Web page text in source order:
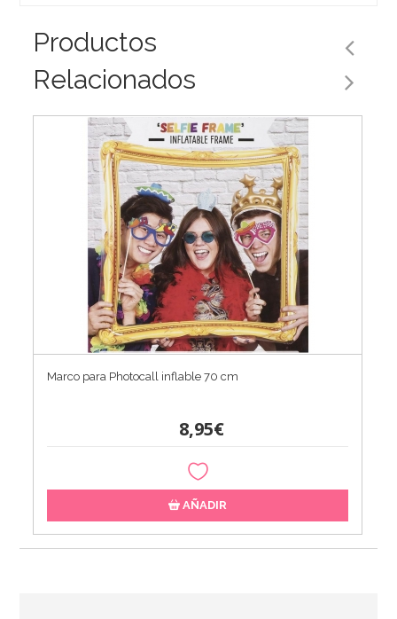
Productos
Relacionados
Marco para Photocall inflable 70 cm
8,95€
AÑADIR